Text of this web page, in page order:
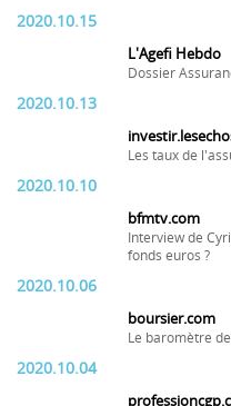
2020.10.15
L'Agefi Hebdo
Dossier
2020.10.13
Les taux de
2020.10.10
bfmtv.com
Interview de
fonds euros ?
2020.10.06
boursier.com
Le baromètre
2020.10.04